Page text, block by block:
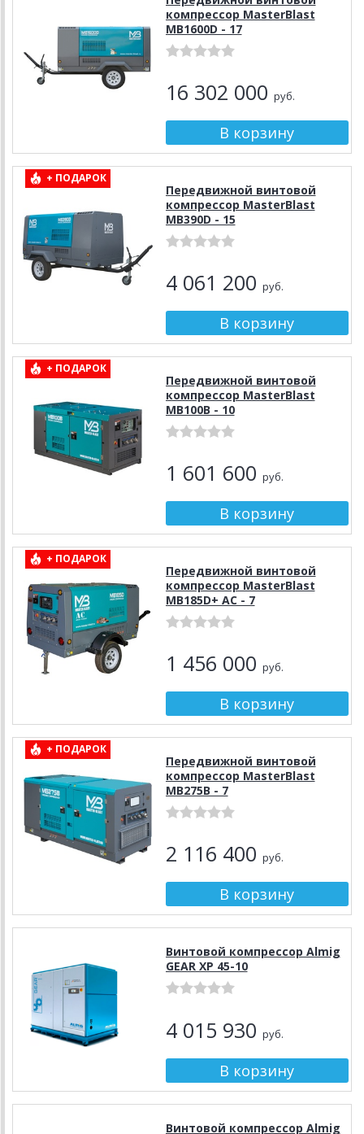
компрессор MasterBlast
MB1600D - 17
16 302 000 руб.
+ ПОДАРОК
Передвижной винтовой
компрессор MasterBlast
MB390D - 15
4 061 200 руб.
+ ПОДАРОК
Передвижной винтовой
компрессор MasterBlast
MB100B - 10
1 601 600 руб.
+ ПОДАРОК
Передвижной винтовой
компрессор MasterBlast
MB185D+ АС - 7
1 456 000 руб.
+ ПОДАРОК
Передвижной винтовой
компрессор MasterBlast
MB275В - 7
2 116 400 руб.
Винтовой компрессор Almig
GEAR XP 45-10
4 015 930 руб.
Винтовой компрессор Almig